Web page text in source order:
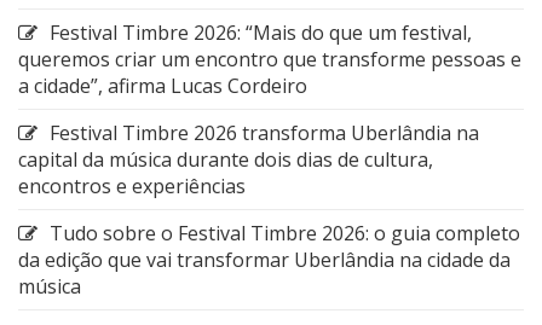
Festival Timbre 2026: “Mais do que um festival,
queremos criar um encontro que transforme pessoas e
a cidade”, afirma Lucas Cordeiro
Festival Timbre 2026 transforma Uberlândia na
capital da música durante dois dias de cultura,
encontros e experiências
Tudo sobre o Festival Timbre 2026: o guia completo
da edição que vai transformar Uberlândia na cidade da
música